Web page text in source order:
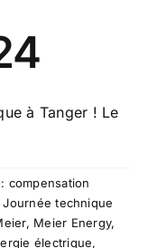
à Tanger ! Le
compensation
Journée technique
, Meier Energy,
électrique,